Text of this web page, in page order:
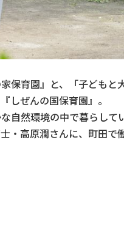
保育園』と、「子どもと
しぜんの国保育園』。
自然環境の中で暮らしてい
・高原潤さんに、町田で